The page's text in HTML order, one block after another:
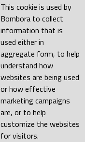
This cookie is used by
Bombora to collect
information that is
used either in
aggregate form, to help
understand how
websites are being used
or how effective
marketing campaigns
are, or to help
customize the websites
for visitors.